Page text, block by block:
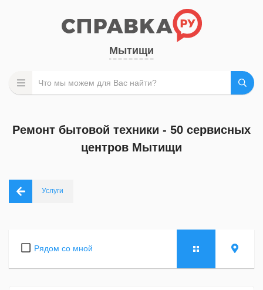
Мытищи
Ремонт бытовой техники - 50 сервисных
центров Мытищи
Услуги
Рядом со мной